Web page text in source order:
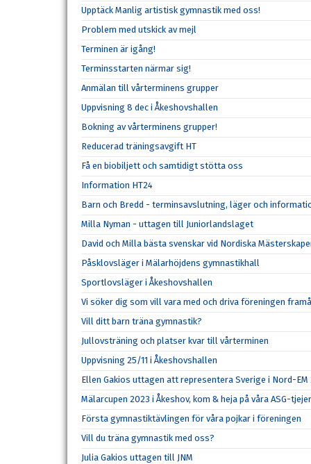
Upptäck Manlig artistisk gymnastik med oss!
Problem med utskick av mejl
Terminen är igång!
Terminsstarten närmar sig!
Anmälan till vårterminens grupper
Uppvisning 8 dec i Åkeshovshallen
Bokning av vårterminens grupper!
Reducerad träningsavgift HT
Få en biobiljett och samtidigt stötta oss
Information HT24
Barn och Bredd - terminsavslutning, läger och
Milla Nyman - uttagen till Juniorlandslaget
David och Milla bästa svenskar vid Nordiska
Påsklovsläger i Mälarhöjdens gymnastikhall
Sportlovsläger i Åkeshovshallen
Vi söker dig som vill vara med och driva föreningen
Vill ditt barn träna gymnastik?
Jullovsträning och platser kvar till vårterminen
Uppvisning 25/11 i Åkeshovshallen
Ellen Gakios uttagen att representera Sverige i Nord-EM
Mälarcupen 2023 i Åkeshov, kom & heja på våra ASG-tjejer
Första gymnastiktävlingen för våra pojkar i föreningen
Vill du träna gymnastik med oss?
Julia Gakios uttagen till JNM